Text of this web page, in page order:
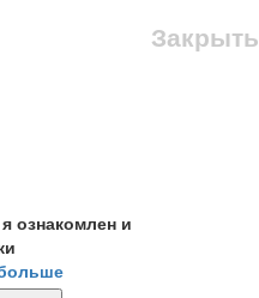
Закрыть
ознакомлен и